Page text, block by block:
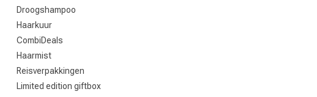
Droogshampoo
Haarkuur
CombiDeals
Haarmist
Reisverpakkingen
Limited edition giftbox